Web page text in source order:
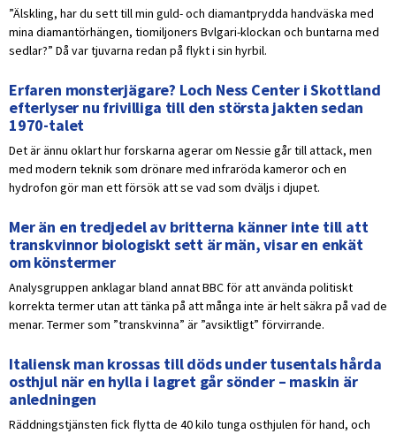
”Älskling, har du sett till min guld- och diamantprydda handväska med
mina diamantörhängen, tiomiljoners Bvlgari-klockan och buntarna med
sedlar?” Då var tjuvarna redan på flykt i sin hyrbil.
Erfaren monsterjägare? Loch Ness Center i Skottland
efterlyser nu frivilliga till den största jakten sedan
1970-talet
Det är ännu oklart hur forskarna agerar om Nessie går till attack, men
med modern teknik som drönare med infraröda kameror och en
hydrofon gör man ett försök att se vad som dväljs i djupet.
Mer än en tredjedel av britterna känner inte till att
transkvinnor biologiskt sett är män, visar en enkät
om könstermer
Analysgruppen anklagar bland annat BBC för att använda politiskt
korrekta termer utan att tänka på att många inte är helt säkra på vad de
menar. Termer som ”transkvinna” är ”avsiktligt” förvirrande.
Italiensk man krossas till döds under tusentals hårda
osthjul när en hylla i lagret går sönder – maskin är
anledningen
Räddningstjänsten fick flytta de 40 kilo tunga osthjulen för hand, och